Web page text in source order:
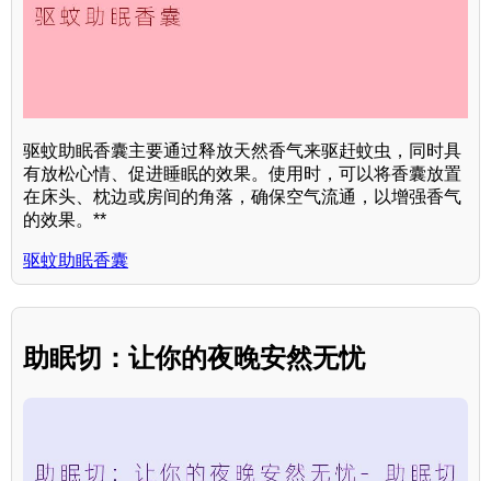
驱蚊助眠香囊主要通过释放天然香气来驱赶蚊虫，同时具
有放松心情、促进睡眠的效果。使用时，可以将香囊放置
在床头、枕边或房间的角落，确保空气流通，以增强香气
的效果。**
驱蚊助眠香囊
助眠切：让你的夜晚安然无忧